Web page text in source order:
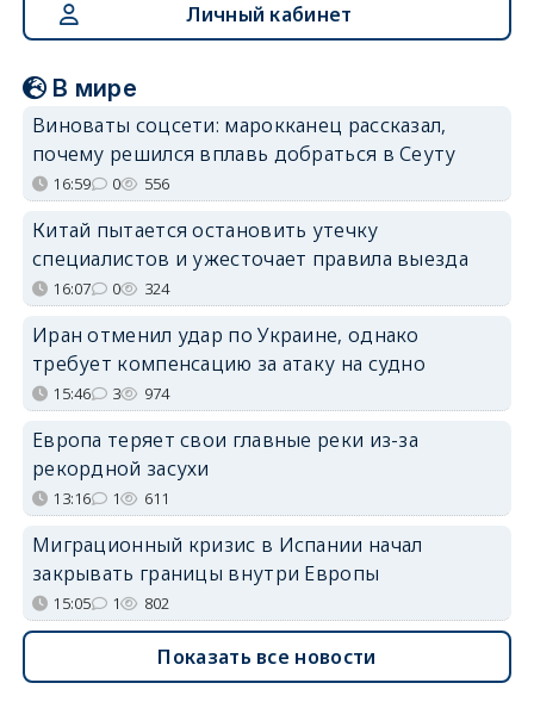
Личный кабинет
В мире
Виноваты соцсети: марокканец рассказал,
почему решился вплавь добраться в Сеуту
16:59 0 556
Китай пытается остановить утечку
специалистов и ужесточает правила выезда
16:07 0 324
Иран отменил удар по Украине, однако
требует компенсацию за атаку на судно
15:46 3 974
Европа теряет свои главные реки из-за
рекордной засухи
13:16 1 611
Миграционный кризис в Испании начал
закрывать границы внутри Европы
15:05 1 802
Показать все новости